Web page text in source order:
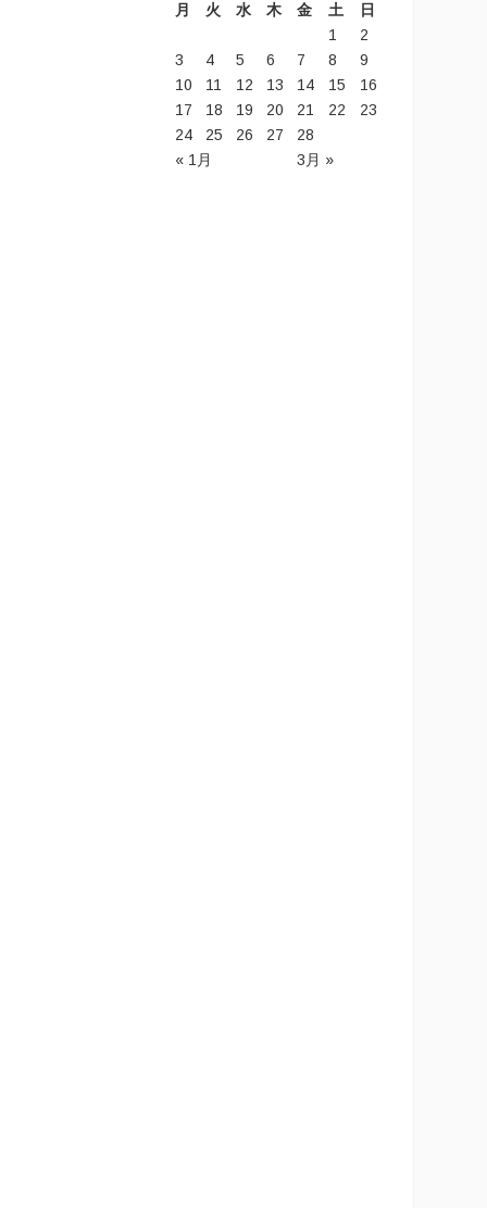
月
火 水 木 金 土 日
« 1月 3月 »
1
2
3
4 5 6 7 8
9
10
11 12 13 14 15
16
17
18 19 20 21 22
23
24
25 26 27 28